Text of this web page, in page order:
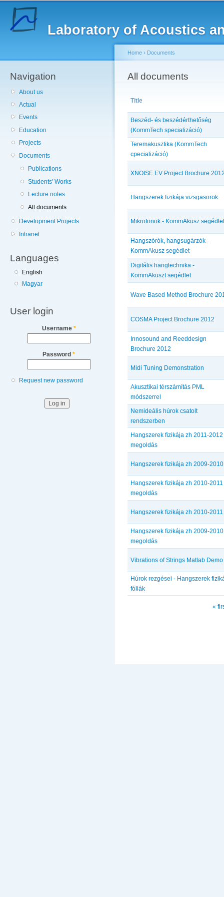
Laboratory of Acoustics
Navigation
About us
Actual
Events
Education
Projects
Documents
Publications
Students' Works
Lecture notes
All documents
Development Projects
Intranet
Languages
English
Magyar
User login
Username *
Password *
Request new password
You are here
Home › Documents
All documents
Title
Beszéd- és beszédérthetőség
(KommTech specializáció)
Teremakusztika (KommTech
cpecializáció)
XNOISE EV Project Brochure
Hangszerek fizikája vizsgasorok
Mikrofonok - KommAkusz
Hangszórók, hangsugárzók -
KommAkusz segédlet
Digitális hangtechnika -
KommAkuszt segédlet
Wave Based Method Brochure
COSMA Project Brochure 2012
Innosound and Reeddesign
Brochure 2012
Midi Tuning Demonstration
Akusztikai térszámítás PML
módszerrel
Nemideális húrok csatolt
rendszerben
Hangszerek fizikája zh 2011-2012
megoldás
Hangszerek fizikája zh 2009-2010
Hangszerek fizikája zh 2010-2011
megoldás
Hangszerek fizikája zh 2010-2011
Hangszerek fizikája zh 2009-2010
megoldás
Vibrations of Strings Matlab Demo
Húrok rezgései - Hangszerek
fóliák
«